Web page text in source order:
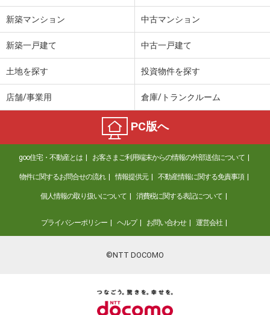
新築マンション 中古マンション
新築一戸建て 中古一戸建て
土地を探す 投資物件を探す
店舗/事業用 倉庫/トランクルーム
PC版へ
goo住宅・不動産とは お客さまご利用端末からの情報の外部送信について
物件に関するお問合せの流れ 情報提供元 不動産情報に関する免責事項
個人情報の取り扱いについて 消費税に関する表記について
プライバシーポリシー ヘルプ お問い合わせ 運営会社
©NTT DOCOMO